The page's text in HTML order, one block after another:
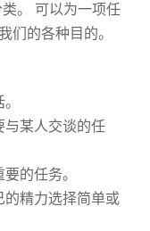
。 可以为一项任
们的各种目的。
与某人交谈的任
的任务。
的精力选择简单或